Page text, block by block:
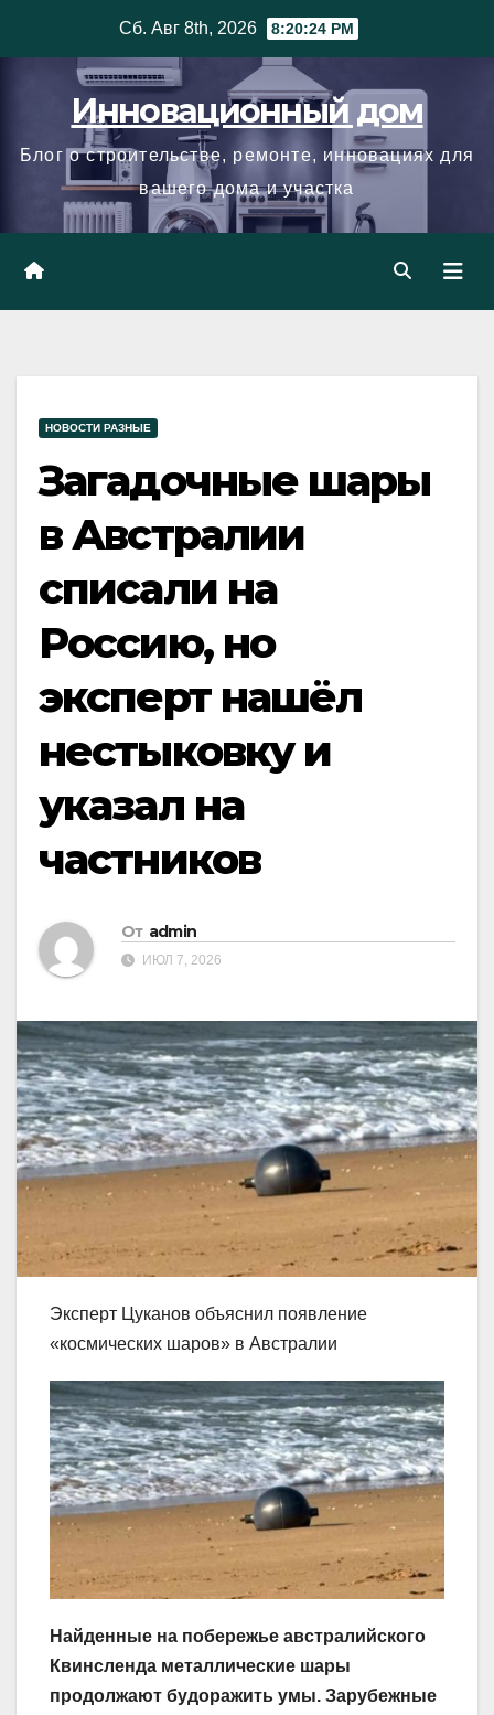
Сб. Авг 8th, 2026 8:20:25 PM
Инновационный дом
Блог о строительстве, ремонте, инновациях для
вашего дома и участка
НОВОСТИ РАЗНЫЕ
Загадочные шары
в Австралии
списали на
Россию, но
эксперт нашёл
нестыковку и
указал на
частников
От admin
ИЮЛ 7, 2026
Эксперт Цуканов объяснил появление
«космических шаров» в Австралии
Найденные на побережье австралийского
Квинсленда металлические шары
продолжают будоражить умы. Зарубежные